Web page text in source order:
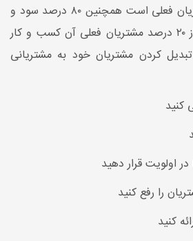
پرهزینه تر از حفظ مشتریان فعلی است همچنین ۸۰ درصد سود و
درآمد یک کسب و کار از ۲۰ درصد مشتریان فعلی آن کسب و کار
کردن مشتریان خود به مشتریانی
کنید
اولویت قرار دهید
را رفع کنید
کنید